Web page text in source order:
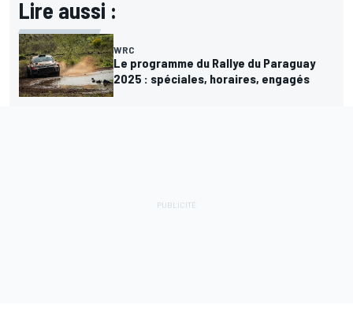
Lire aussi :
WRC
Le programme du Rallye du Paraguay
2025 : spéciales, horaires, engagés